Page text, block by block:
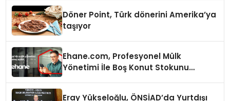
Döner Point, Türk dönerini Amerika’ya
taşıyor
Ehane.com, Profesyonel Mülk
Yönetimi İle Boş Konut Stokunu
Eray Yükseloğlu, ÖNSİAD’da Yurtdışı